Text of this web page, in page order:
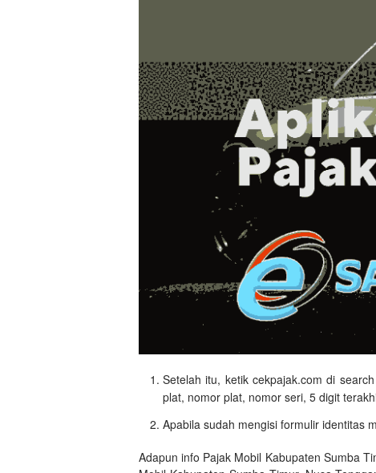
Setelah itu, ketik cekpajak.com di
plat, nomor plat, nomor seri, 5 digit
Apabila sudah mengisi formulir identitas
Adapun info Pajak Mobil Kabupaten Sumba